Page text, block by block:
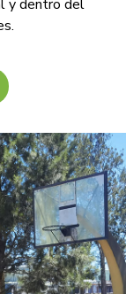
y dentro del